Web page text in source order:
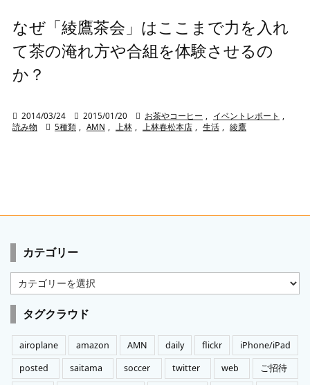
なぜ「綾鷹茶会」はここまで力を入れ
て茶の淹れ方や合組を体験させるの
か？
 2014/03/24  2015/01/20  お茶やコーヒー , イベントレポート ,
読み物
 5種類 , AMN , 上林 , 上林春松本店 , 生活 , 綾鷹
カテゴリー
カ
テ
ゴ
リ
ー
タグクラウド
airoplane amazon AMN daily flickr
iPhone/iPad
posted
saitama soccer twitter web
ご招待